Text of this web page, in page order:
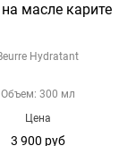
масле карите
Hydratant
Объем: 300 мл
Цена
3 900 руб